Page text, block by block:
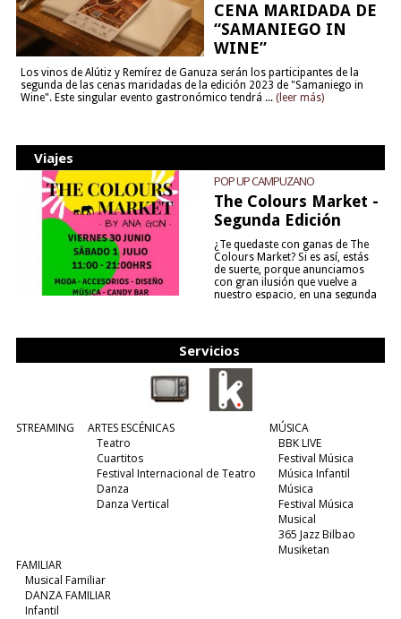
CENA MARIDADA DE
“SAMANIEGO IN
WINE”
Los vinos de Alútiz y Remírez de Ganuza serán los participantes de la
segunda de las cenas maridadas de la edición 2023 de "Samaniego in
Wine". Este singular evento gastronómico tendrá ... (leer más)
Viajes
POP UP CAMPUZANO
The Colours Market -
Segunda Edición
¿Te quedaste con ganas de The
Colours Market? Si es así, estás
de suerte, porque anunciamos
con gran ilusión que vuelve a
nuestro espacio, en una segunda
Servicios
STREAMING
ARTES ESCÉNICAS
Teatro
Cuartitos
Festival Internacional de Teatro
Danza
Danza Vertical
MÚSICA
BBK LIVE
Festival Música
Música Infantil
Música
Festival Música
Musical
365 Jazz Bilbao
Musiketan
FAMILIAR
Musical Familiar
DANZA FAMILIAR
Infantil